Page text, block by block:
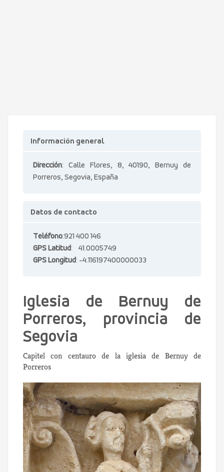
Información general
Dirección: Calle Flores, 8, 40190, Bernuy de
Porreros, Segovia, España
Datos de contacto
Teléfono:921 400 146
GPS Latitud: 41.0005749
GPS Longitud: -4.116197400000033
Iglesia de Bernuy de
Porreros, provincia de
Segovia
Capitel con centauro de la iglesia de Bernuy de
Porreros